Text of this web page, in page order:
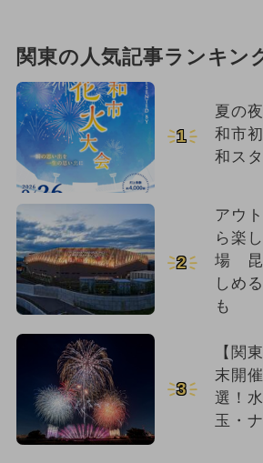
関東の人気記事ランキン
1
夏の
和市
和ス
2
アウ
ら楽
場 昆
しめ
も
3
【関
末開
選！
玉・